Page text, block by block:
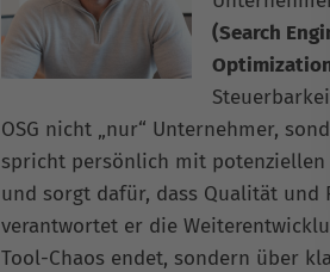
(Search
OSG nicht „nur“ Unternehmer,
spricht persönlich mit
und sorgt dafür, dass Qualität und
verantwortet er die
Tool-Chaos endet, sondern über